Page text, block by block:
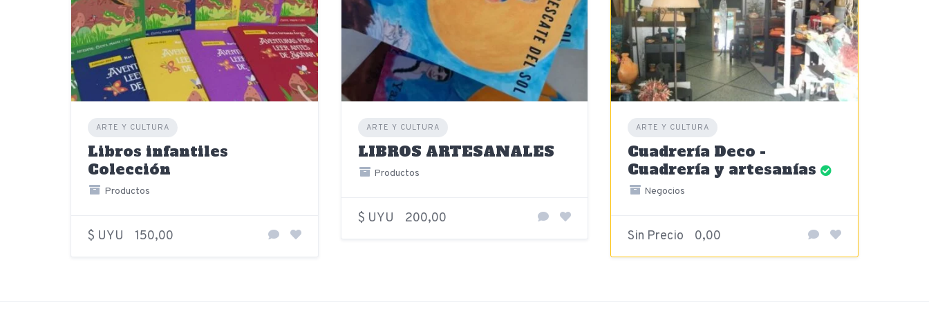
ARTE Y CULTURA
Libros infantiles
Colección
Productos
$ UYU 150,00
ARTE Y CULTURA
LIBROS ARTESANALES
Productos
$ UYU 200,00
ARTE Y CULTURA
Cuadrería Deco -
Cuadrería y artesanías
Negocios
Sin Precio 0,00